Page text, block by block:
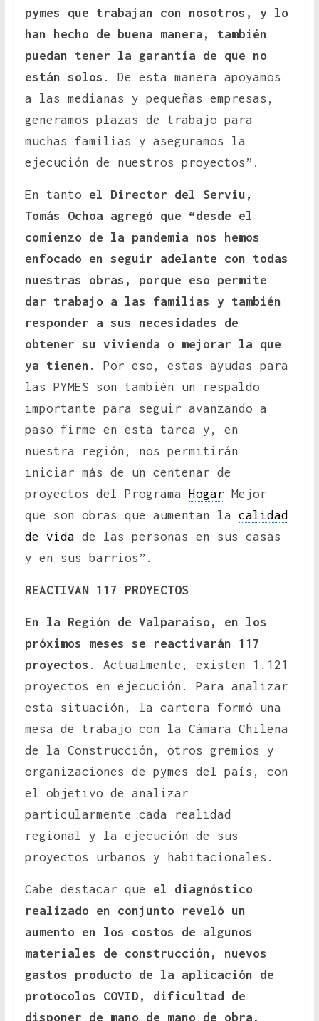
pymes que trabajan con nosotros, y lo
han hecho de buena manera, también
puedan tener la garantía de que no
están solos . De esta manera apoyamos
a las medianas y pequeñas empresas,
generamos plazas de trabajo para
muchas familias y aseguramos la
ejecución de nuestros proyectos”.
En tanto el Director del Serviu,
Tomás Ochoa agregó que “desde el
comienzo de la pandemia nos hemos
enfocado en seguir adelante con todas
nuestras obras, porque eso permite
dar trabajo a las familias y también
responder a sus necesidades de
obtener su vivienda o mejorar la que
ya tienen.
Por eso, estas ayudas para
las PYMES son también un respaldo
importante para seguir avanzando a
paso firme en esta tarea y, en
nuestra región, nos permitirán
iniciar más de un centenar de
proyectos del Programa Hogar Mejor
que son obras que aumentan la calidad
de vida de las personas en sus casas
y en sus barrios”.
REACTIVAN 117 PROYECTOS
En la Región de Valparaíso, en los
próximos meses se reactivarán 117
proyectos . Actualmente, existen 1.121
proyectos en ejecución. Para analizar
esta situación, la cartera formó una
mesa de trabajo con la Cámara Chilena
de la Construcción, otros gremios y
organizaciones de pymes del país, con
el objetivo de analizar
particularmente cada realidad
regional y la ejecución de sus
proyectos urbanos y habitacionales.
Cabe destacar que el diagnóstico
realizado en conjunto reveló un
aumento en los costos de algunos
materiales de construcción, nuevos
gastos producto de la aplicación de
protocolos COVID, dificultad de
disponer de mano de mano de obra,